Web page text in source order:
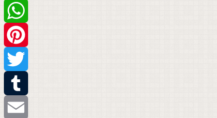
Facebook
WhatsApp
Pinterest
Twitter
Tumblr